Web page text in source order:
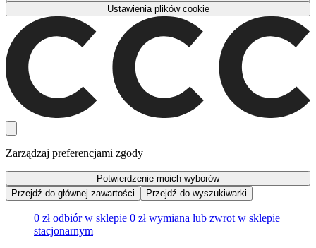
Ustawienia plików cookie
Zarządzaj preferencjami zgody
Potwierdzenie moich wyborów
Przejdź do głównej zawartości
Przejdź do wyszukiwarki
0 zł odbiór w sklepie 0 zł wymiana lub zwrot w sklepie
stacjonarnym